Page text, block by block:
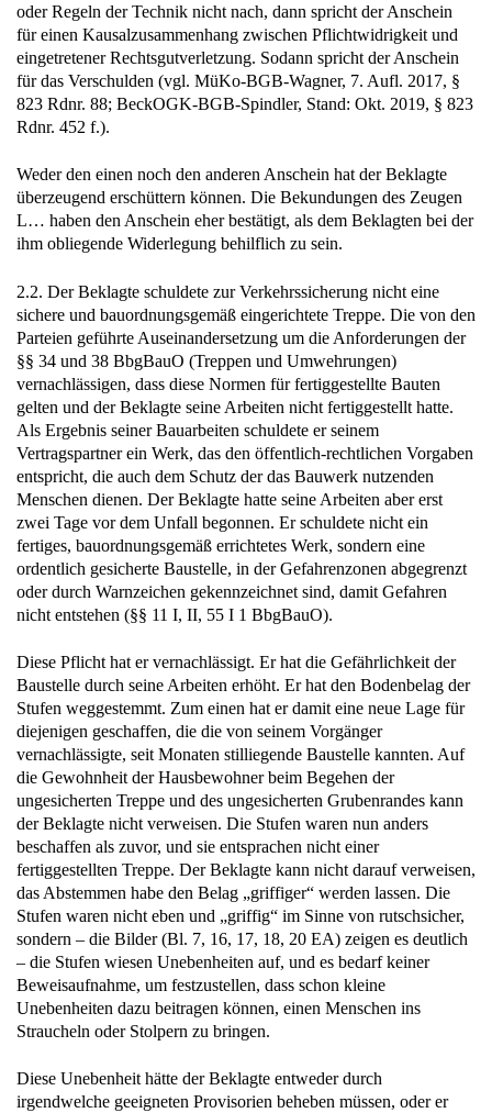
oder Regeln der Technik nicht nach, dann spricht der Anschein
für einen Kausalzusammenhang zwischen Pflichtwidrigkeit und
eingetretener Rechtsgutverletzung. Sodann spricht der Anschein
für das Verschulden (vgl. MüKo-BGB-Wagner, 7. Aufl. 2017, §
823 Rdnr. 88; BeckOGK-BGB-Spindler, Stand: Okt. 2019, § 823
Rdnr. 452 f.).
Weder den einen noch den anderen Anschein hat der Beklagte
überzeugend erschüttern können. Die Bekundungen des Zeugen
L… haben den Anschein eher bestätigt, als dem Beklagten bei der
ihm obliegende Widerlegung behilflich zu sein.
2.2. Der Beklagte schuldete zur Verkehrssicherung nicht eine
sichere und bauordnungsgemäß eingerichtete Treppe. Die von den
Parteien geführte Auseinandersetzung um die Anforderungen der
§§ 34 und 38 BbgBauO (Treppen und Umwehrungen)
vernachlässigen, dass diese Normen für fertiggestellte Bauten
gelten und der Beklagte seine Arbeiten nicht fertiggestellt hatte.
Als Ergebnis seiner Bauarbeiten schuldete er seinem
Vertragspartner ein Werk, das den öffentlich-rechtlichen Vorgaben
entspricht, die auch dem Schutz der das Bauwerk nutzenden
Menschen dienen. Der Beklagte hatte seine Arbeiten aber erst
zwei Tage vor dem Unfall begonnen. Er schuldete nicht ein
fertiges, bauordnungsgemäß errichtetes Werk, sondern eine
ordentlich gesicherte Baustelle, in der Gefahrenzonen abgegrenzt
oder durch Warnzeichen gekennzeichnet sind, damit Gefahren
nicht entstehen (§§ 11 I, II, 55 I 1 BbgBauO).
Diese Pflicht hat er vernachlässigt. Er hat die Gefährlichkeit der
Baustelle durch seine Arbeiten erhöht. Er hat den Bodenbelag der
Stufen weggestemmt. Zum einen hat er damit eine neue Lage für
diejenigen geschaffen, die die von seinem Vorgänger
vernachlässigte, seit Monaten stilliegende Baustelle kannten. Auf
die Gewohnheit der Hausbewohner beim Begehen der
ungesicherten Treppe und des ungesicherten Grubenrandes kann
der Beklagte nicht verweisen. Die Stufen waren nun anders
beschaffen als zuvor, und sie entsprachen nicht einer
fertiggestellten Treppe. Der Beklagte kann nicht darauf verweisen,
das Abstemmen habe den Belag „griffiger“ werden lassen. Die
Stufen waren nicht eben und „griffig“ im Sinne von rutschsicher,
sondern – die Bilder (Bl. 7, 16, 17, 18, 20 EA) zeigen es deutlich
– die Stufen wiesen Unebenheiten auf, und es bedarf keiner
Beweisaufnahme, um festzustellen, dass schon kleine
Unebenheiten dazu beitragen können, einen Menschen ins
Straucheln oder Stolpern zu bringen.
Diese Unebenheit hätte der Beklagte entweder durch
irgendwelche geeigneten Provisorien beheben müssen, oder er